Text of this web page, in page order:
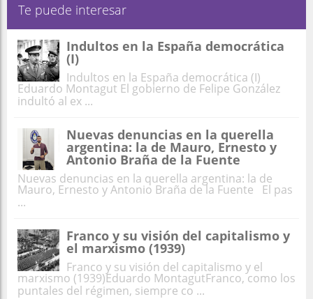
Te puede interesar
Indultos en la España democrática
(I)
Indultos en la España democrática (I)
Eduardo Montagut El gobierno de Felipe González
indultó al ex ...
Nuevas denuncias en la querella
argentina: la de Mauro, Ernesto y
Antonio Braña de la Fuente
Nuevas denuncias en la querella argentina: la de
Mauro, Ernesto y Antonio Braña de la Fuente El pas
...
Franco y su visión del capitalismo y
el marxismo (1939)
Franco y su visión del capitalismo y el
marxismo (1939)Eduardo MontagutFranco, como los
puntales del régimen, siempre co ...